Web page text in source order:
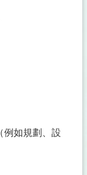
例如規劃、設